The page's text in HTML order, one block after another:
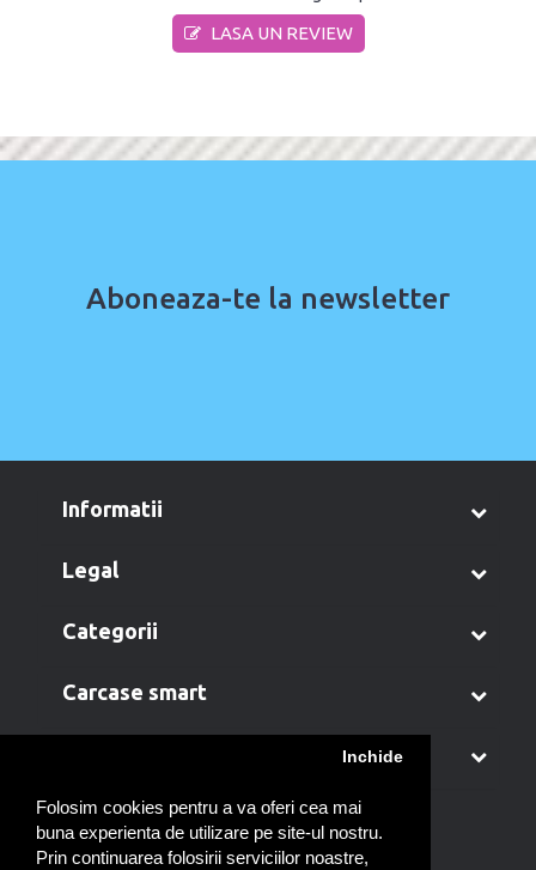
Folosim cookies pentru a va oferi cea mai
buna experienta de utilizare pe site-ul nostru.
Prin continuarea folosirii serviciilor noastre,
Inchide
LASA UN REVIEW
Aboneaza-te la newsletter
informatii
legal
categorii
carcase smart